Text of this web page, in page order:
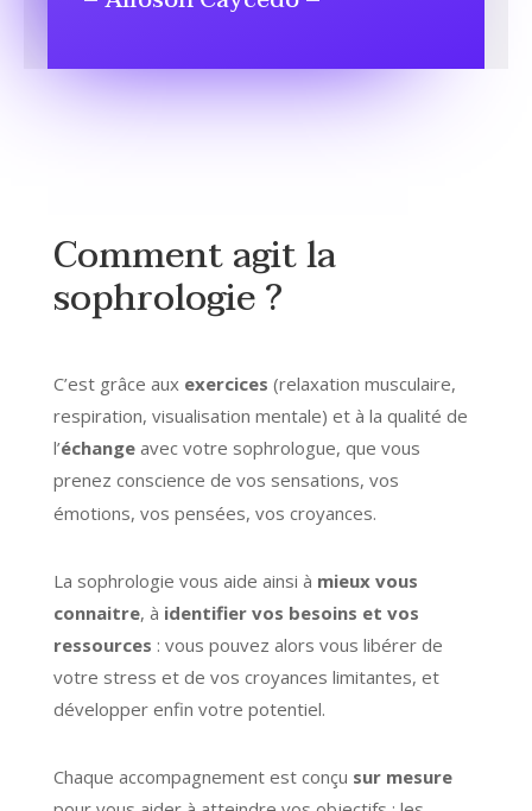
Comment agit la
sophrologie ?
C’est grâce aux exercices (relaxation musculaire,
respiration, visualisation mentale) et à la qualité de
l’échangeavec votre sophrologue, que vous
prenez conscience de vos sensations, vos
émotions, vos pensées, vos croyances.
La sophrologie vous aide ainsi à mieux vous
connaitre, à identifier vos besoins et vos
ressources : vous pouvez alors vous libérer de
votre stress et de vos croyances limitantes, et
développer enfin votre potentiel.
Chaque accompagnement est conçu sur mesure